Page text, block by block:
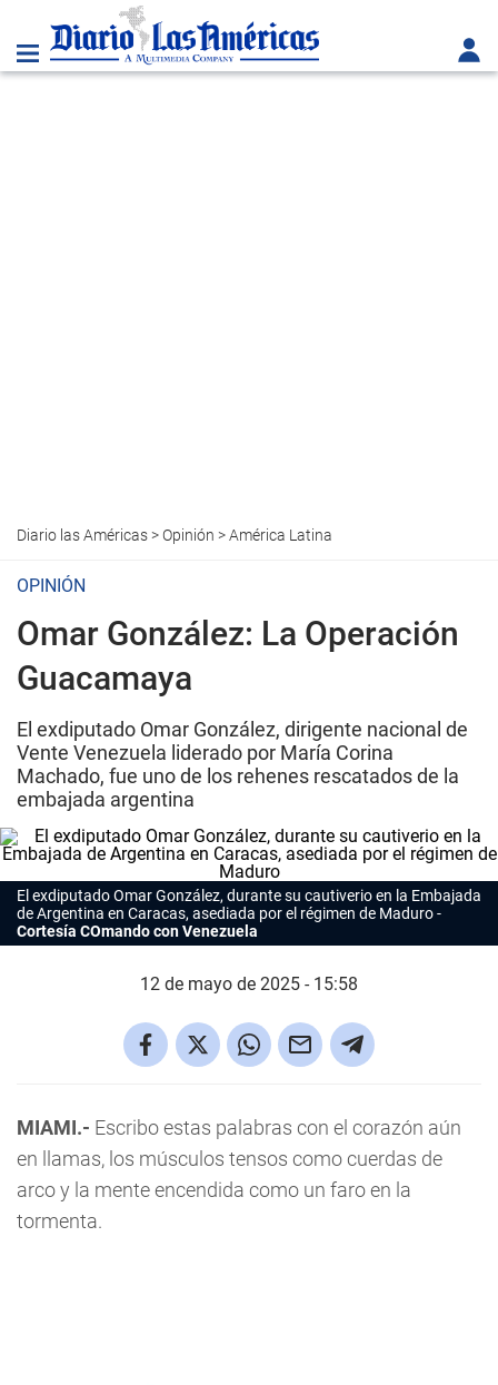
Diario las Américas>Opinión >América Latina
OPINIÓN
Omar González: La Operación
Guacamaya
El exdiputado Omar González, dirigente nacional de
Vente Venezuela liderado por María Corina
Machado, fue uno de los rehenes rescatados de la
embajada argentina
El exdiputado Omar González, durante su cautiverio en la Embajada
de Argentina en Caracas, asediada por el régimen de Maduro
Cortesía COmando con Venezuela
12 de mayo de 2025 - 15:58
MIAMI.- Escribo estas palabras con el corazón aún
en llamas, los músculos tensos como cuerdas de
arco y la mente encendida como un faro en la
tormenta.